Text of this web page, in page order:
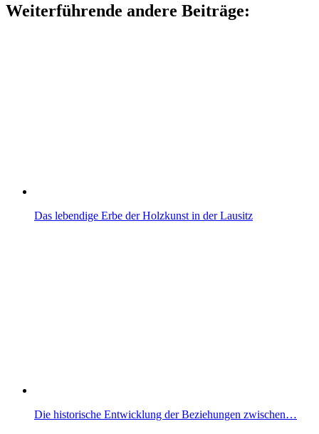
Weiterführende andere Beiträge:
Das lebendige Erbe der Holzkunst in der Lausitz
Die historische Entwicklung der Beziehungen zwischen…